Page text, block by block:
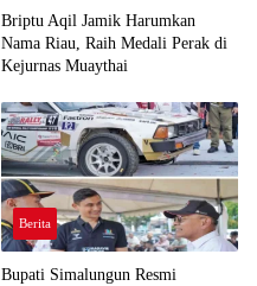
Briptu Aqil Jamik Harumkan
Nama Riau, Raih Medali Perak di
Kejurnas Muaythai
Berita
Bupati Simalungun Resmi